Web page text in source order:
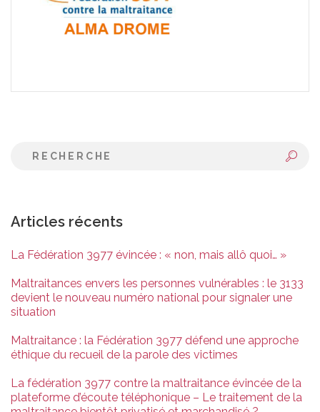
Articles récents
La Fédération 3977 évincée : « non, mais allô quoi… »
Maltraitances envers les personnes vulnérables : le 3133
devient le nouveau numéro national pour signaler une
situation
Maltraitance : la Fédération 3977 défend une approche
éthique du recueil de la parole des victimes
La fédération 3977 contre la maltraitance évincée de la
plateforme d’écoute téléphonique – Le traitement de la